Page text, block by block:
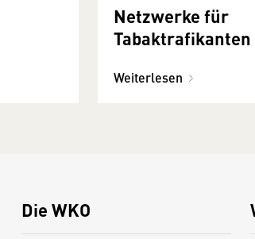
Netzwerke für
Tabaktrafikanten
Weiterlesen
Die WKO